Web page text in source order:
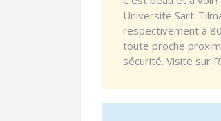
Université Sart-
respectivement à
toute proche
sécurité. Visite sur